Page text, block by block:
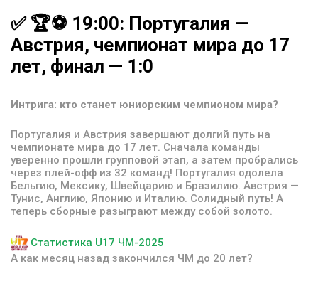
✅ 🏆⚽️ 19:00: Португалия —
Австрия, чемпионат мира до 17
лет, финал — 1:0
Интрига: кто станет юниорским чемпионом мира?
Португалия и Австрия завершают долгий путь на
чемпионате мира до 17 лет. Сначала команды
уверенно прошли групповой этап, а затем пробрались
через плей-офф из 32 команд! Португалия одолела
Бельгию, Мексику, Швейцарию и Бразилию. Австрия —
Тунис, Англию, Японию и Италию. Солидный путь! А
теперь сборные разыграют между собой золото.
Статистика U17 ЧМ-2025
А как месяц назад закончился ЧМ до 20 лет?